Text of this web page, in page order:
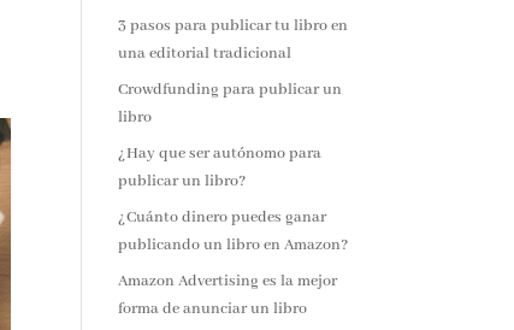
3 pasos para publicar tu libro en
una editorial tradicional
Crowdfunding para publicar un
libro
¿Hay que ser autónomo para
publicar un libro?
¿Cuánto dinero puedes ganar
publicando un libro en Amazon?
Amazon Advertising es la mejor
forma de anunciar un libro